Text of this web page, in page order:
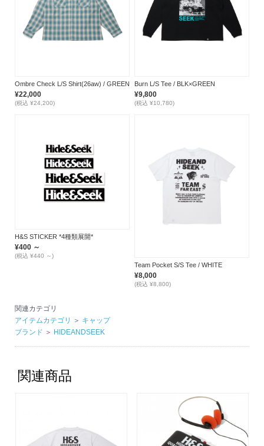
Ombre Check L/S Shirt(26aw) / GREEN
¥22,000
(税込 ¥24,200)
Burn L/S Tee / BLK×GREEN
¥9,800
(税込 ¥10,780)
H&S STICKER *4種類展開*
¥400 ～
(税込 ¥440 ～)
Team Pocket S/S Tee / WHITE
¥8,000
(税込 ¥8,800)
関連カテゴリ
アイテムカテゴリ
＞ キャップ
ブランド ＞ HIDEANDSEEK
関連商品